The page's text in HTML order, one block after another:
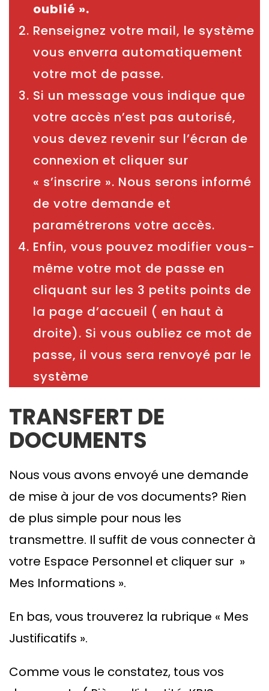
oublié ».
Renseignez votre mail, le système
vous enverra automatiquement
votre mot de passe.
Si un message vous indique que
votre accès n’est pas autorisé,
vous devez revenir sur l’écran de
connexion et cliquer sur
« s’inscrire ». Nous serons informé
de votre demande et
paramétrerons votre accès.
Enfin, vous pouvez modifier vous-
même votre mot de passe en
cliquant sur les 3 petits points de
la page d’accueil ( en haut à
droite). Si vous oubliez ce mot de
passe, il vous sera renvoyé par le
système
TRANSFERT DE
DOCUMENTS
Nous vous avons envoyé une demande
de mise à jour de vos documents? Rien
de plus simple pour nous les
transmettre. Il suffit de vous connecter à
votre Espace Personnel et cliquer sur »
Mes Informations ».
En bas, vous trouverez la rubrique « Mes
Justificatifs ».
Comme vous le constatez, tous vos